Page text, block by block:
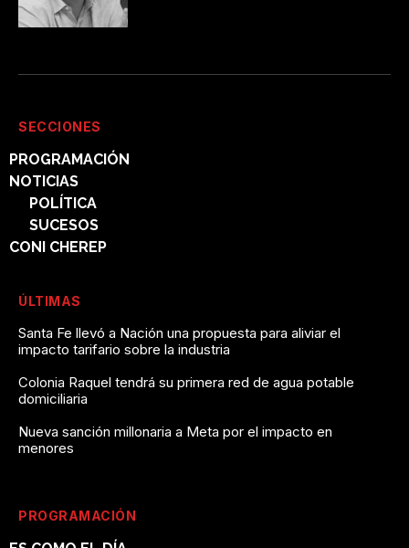
SECCIONES
PROGRAMACIÓN
NOTICIAS
POLÍTICA
SUCESOS
CONI CHEREP
ÚLTIMAS
Santa Fe llevó a Nación una propuesta para aliviar el
impacto tarifario sobre la industria
Colonia Raquel tendrá su primera red de agua potable
domiciliaria
Nueva sanción millonaria a Meta por el impacto en
menores
PROGRAMACIÓN